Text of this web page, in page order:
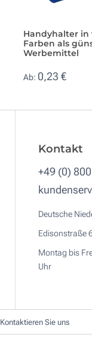
Handyhalter in
Farben als
Werbemittel
Ab: 0,23 €
Kontakt
+49 (0)
Deutsche
Edisonstraße
Montag bis
Uhr
Kontaktieren Sie uns